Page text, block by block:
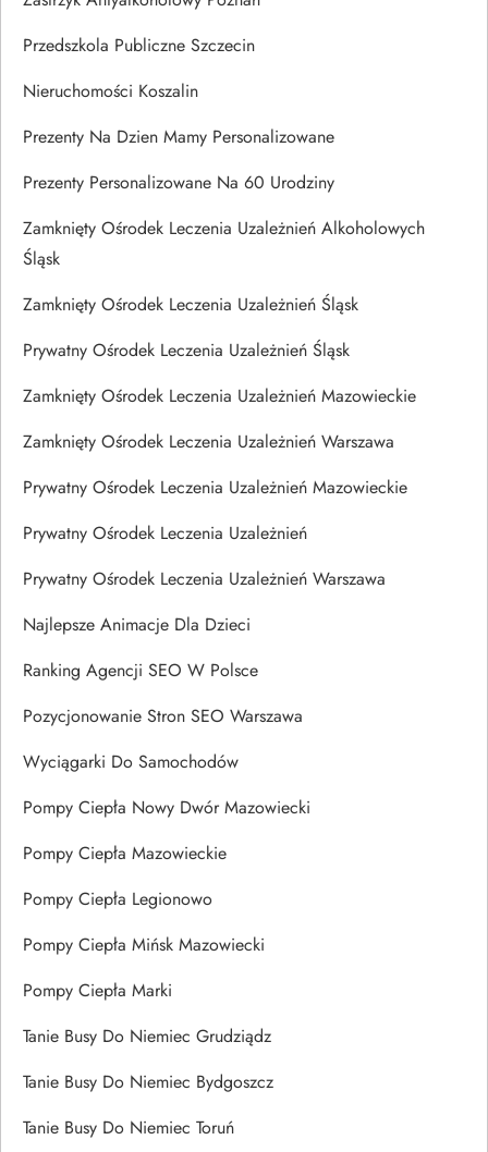
Przedszkola Publiczne Szczecin
Nieruchomości Koszalin
Prezenty Na Dzien Mamy Personalizowane
Prezenty Personalizowane Na 60 Urodziny
Zamknięty Ośrodek Leczenia Uzależnień Alkoholowych
Śląsk
Zamknięty Ośrodek Leczenia Uzależnień Śląsk
Prywatny Ośrodek Leczenia Uzależnień Śląsk
Zamknięty Ośrodek Leczenia Uzależnień Mazowieckie
Zamknięty Ośrodek Leczenia Uzależnień Warszawa
Prywatny Ośrodek Leczenia Uzależnień Mazowieckie
Prywatny Ośrodek Leczenia Uzależnień
Prywatny Ośrodek Leczenia Uzależnień Warszawa
Najlepsze Animacje Dla Dzieci
Ranking Agencji SEO W Polsce
Pozycjonowanie Stron SEO Warszawa
Wyciągarki Do Samochodów
Pompy Ciepła Nowy Dwór Mazowiecki
Pompy Ciepła Mazowieckie
Pompy Ciepła Legionowo
Pompy Ciepła Mińsk Mazowiecki
Pompy Ciepła Marki
Tanie Busy Do Niemiec Grudziądz
Tanie Busy Do Niemiec Bydgoszcz
Tanie Busy Do Niemiec Toruń